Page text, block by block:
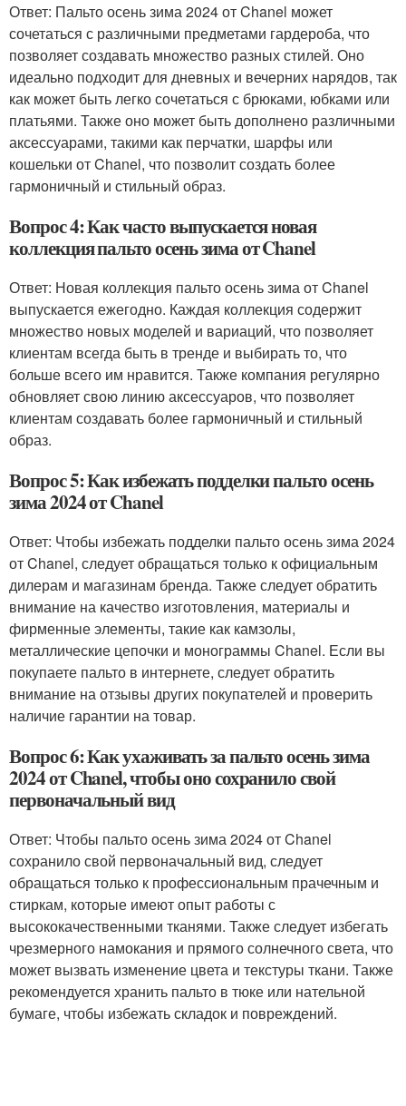
Ответ: Пальто осень зима 2024 от Chanel может
сочетаться с различными предметами гардероба, что
позволяет создавать множество разных стилей. Оно
идеально подходит для дневных и вечерних нарядов, так
как может быть легко сочетаться с брюками, юбками или
платьями. Также оно может быть дополнено различными
аксессуарами, такими как перчатки, шарфы или
кошельки от Chanel, что позволит создать более
гармоничный и стильный образ.
Вопрос 4: Как часто выпускается новая
коллекция пальто осень зима от Chanel
Ответ: Новая коллекция пальто осень зима от Chanel
выпускается ежегодно. Каждая коллекция содержит
множество новых моделей и вариаций, что позволяет
клиентам всегда быть в тренде и выбирать то, что
больше всего им нравится. Также компания регулярно
обновляет свою линию аксессуаров, что позволяет
клиентам создавать более гармоничный и стильный
образ.
Вопрос 5: Как избежать подделки пальто осень
зима 2024 от Chanel
Ответ: Чтобы избежать подделки пальто осень зима 2024
от Chanel, следует обращаться только к официальным
дилерам и магазинам бренда. Также следует обратить
внимание на качество изготовления, материалы и
фирменные элементы, такие как камзолы,
металлические цепочки и монограммы Chanel. Если вы
покупаете пальто в интернете, следует обратить
внимание на отзывы других покупателей и проверить
наличие гарантии на товар.
Вопрос 6: Как ухаживать за пальто осень зима
2024 от Chanel, чтобы оно сохранило свой
первоначальный вид
Ответ: Чтобы пальто осень зима 2024 от Chanel
сохранило свой первоначальный вид, следует
обращаться только к профессиональным прачечным и
стиркам, которые имеют опыт работы с
высококачественными тканями. Также следует избегать
чрезмерного намокания и прямого солнечного света, что
может вызвать изменение цвета и текстуры ткани. Также
рекомендуется хранить пальто в тюке или нательной
бумаге, чтобы избежать складок и повреждений.